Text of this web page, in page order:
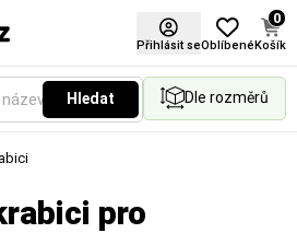
Přihlásit seOblíbené
0
Košík
Hledat Dle rozměrů
pro